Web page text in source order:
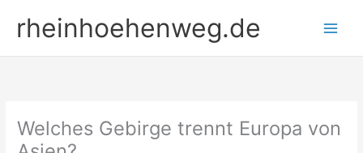
Inhaltrheinhoehenweg.de
Welches Gebirge trennt Europa von